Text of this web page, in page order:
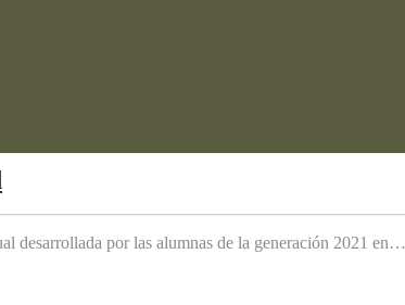
desarrollada por las alumnas de la generación 2021 en…